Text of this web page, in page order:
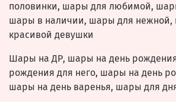
половинки, шары для любимой,
шары в наличии, шары для нежной,
красивой девушки
Шары на ДР, шары на день
рождения для него, шары на день
шары на день варенья, шары для